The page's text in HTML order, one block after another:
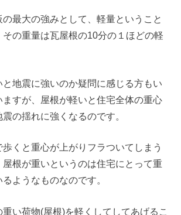
最大の強みとして、軽量ということ
の重量は瓦屋根の10分の１ほどの軽
地震に強いのか疑問に感じる方もい
ますが、屋根が軽いと住宅全体の重心
の揺れに強くなるのです。
くと重心が上がりフラついてしまう
根が重いというのは住宅にとって重
ようなものなのです。
い荷物(屋根)を軽くしてしてあげるこ